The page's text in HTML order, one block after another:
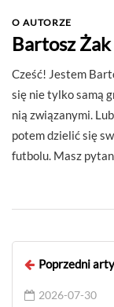
O AUTORZE
Bartosz Żak
Cześć! Jestem
się nie tylko samą
nią związanymi.
potem dzielić się
futbolu. Masz
Poprzedni
2026-07-30